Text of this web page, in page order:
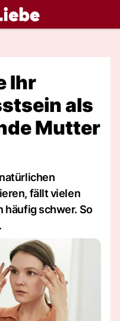
Ihr
als
Mutter
fällt vielen
schwer. So